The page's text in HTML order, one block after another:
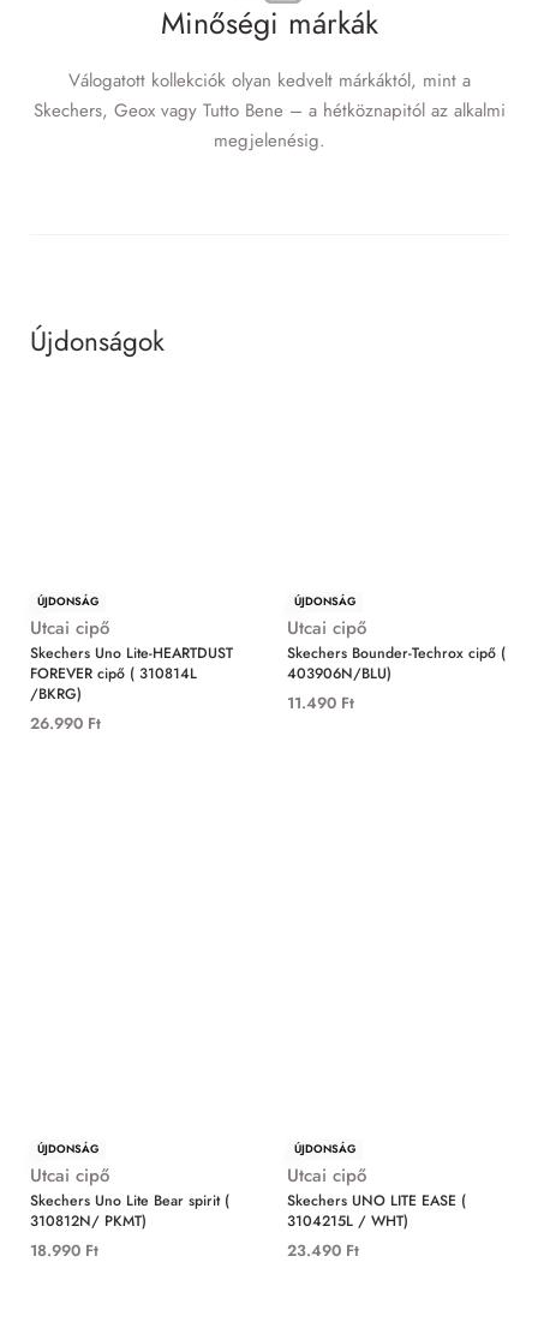
Minőségi márkák
Válogatott kollekciók olyan kedvelt márkáktól, mint a
Skechers, Geox vagy Tutto Bene – a hétköznapitól az alkalmi
megjelenésig.
Újdonságok
ÚJDONSÁG
Utcai cipő
Skechers Uno Lite-HEARTDUST
FOREVER cipő ( 310814L
/BKRG)
26.990 Ft
ÚJDONSÁG
Utcai cipő
Skechers Bounder-Techrox cipő (
403906N/BLU)
11.490 Ft
ÚJDONSÁG
Utcai cipő
Skechers Uno Lite Bear spirit (
310812N/ PKMT)
18.990 Ft
ÚJDONSÁG
Utcai cipő
Skechers UNO LITE EASE (
3104215L / WHT)
23.490 Ft